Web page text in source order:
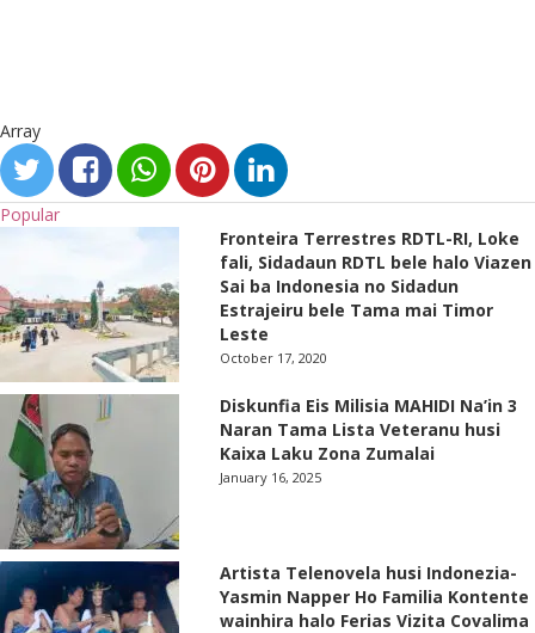
Array
Popular
Fronteira Terrestres RDTL-RI, Loke
fali, Sidadaun RDTL bele halo Viazen
Sai ba Indonesia no Sidadun
Estrajeiru bele Tama mai Timor
Leste
October 17, 2020
Diskunfia Eis Milisia MAHIDI Na’in 3
Naran Tama Lista Veteranu husi
Kaixa Laku Zona Zumalai
January 16, 2025
Artista Telenovela husi Indonezia-
Yasmin Napper Ho Familia Kontente
wainhira halo Ferias Vizita Covalima